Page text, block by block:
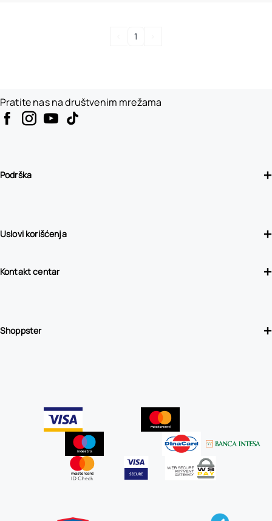
1
Podrška
Uslovi korišćenja
Kontakt centar
Shoppster
Pratite nas na društvenim mrežama